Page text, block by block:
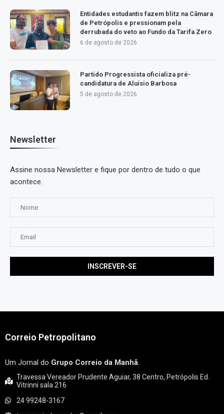
Entidades estudantis fazem blitz na Câmara
de Petrópolis e pressionam pela
derrubada do veto ao Fundo da Tarifa Zero
6 de agosto de 2026
Partido Progressista oficializa pré-
candidatura de Aluísio Barbosa
5 de agosto de 2026
Newsletter
Assine nossa Newsletter e fique por dentro de tudo o que
acontece.
Correio Petropolitano
Um Jornal do Grupo Correio da Manhã.
Travessa Vereador Prudente Aguiar, 38 Centro, Petrópolis Ed.
Vitrinni sala 216
24 99248-3167